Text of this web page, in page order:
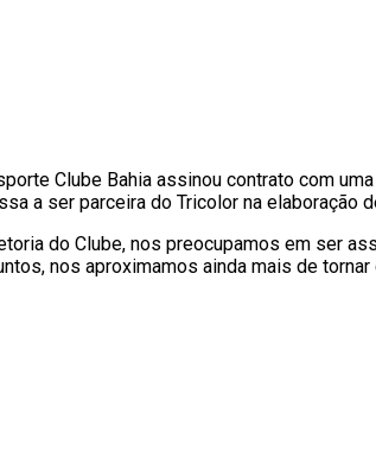
Clube Bahia assinou contrato com
a ser parceira do Tricolor na elaboração
do Clube, nos preocupamos em ser
nos aproximamos ainda mais de tornar